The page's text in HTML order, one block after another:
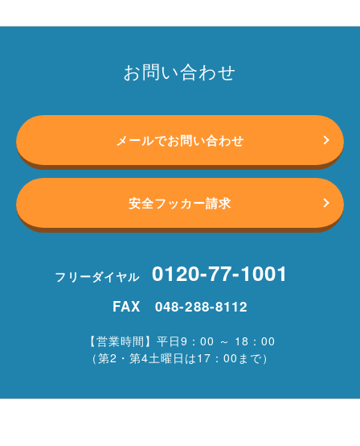
お問い合わせ
メールでお問い合わせ
安全フッカー請求
フリーダイヤル 0120-77-1001
FAX 048-288-8112
【営業時間】平日9：00 ～ 18：00
（第2・第4土曜日は17：00まで）